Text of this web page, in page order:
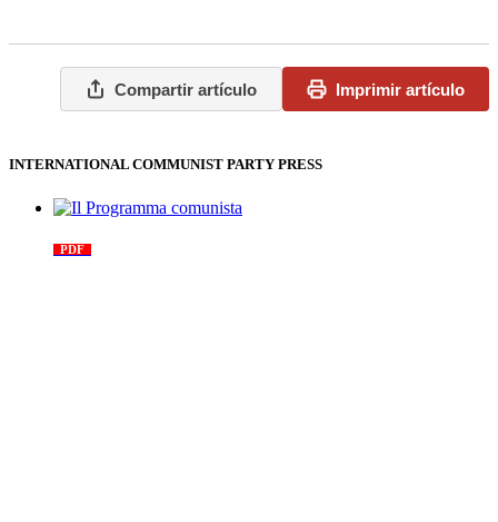
Compartir artículo Imprimir artículo
INTERNATIONAL COMMUNIST PARTY PRESS
PDF